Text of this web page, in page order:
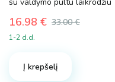
33.00€
Original
price
33.00 €.
16.98 €
Current
price
16.98 €.
1-2 d.d.
Į krepšelį